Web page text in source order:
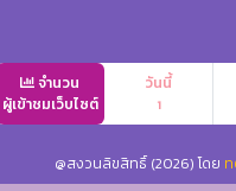
จำนวน
ผู้เข้าชมเว็บไซต์
วันนี้
1
@สงวนลิขสิทธิ์ (2026) โดย